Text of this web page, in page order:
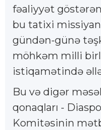
fəaliyyət
bu tatixi
gündən-günə
möhkəm milli
istiqamətində
Bu və digər
qonaqları -
Komitəsinin